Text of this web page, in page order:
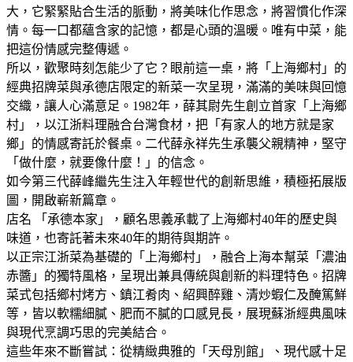
大，它緊緊貼合生活的脈動，將美味化作思念，將習慣化作深
情。每一口都蘊含家的記憶，都是心頭的溫暖。唯有中菜，能
把這份情感完整傳遞。
所以，歡聚時刻怎能少了它？眼前這一桌，將「上海鄉村」的
經典招牌菜與承德店限定的新菜一次呈現，滿滿的美味與回憶
交織，讓人心滿意足。1982年，薛其尉先生創立首家「上海鄉
村」，以江浙料理融合台灣食材，把「有家人的地方就是家
鄉」的情感寄託於餐桌。二代薛永祥先生承襲父親精神，堅守
「做什麼，就要像什麼！」的信念。
如今第三代薛峰繼先生注入年輕世代的創新思維，積極拓展版
圖，開啟嶄新篇章。
店名 「承德本家」，顧名思義承載了上海鄉村40年的歷史與
味道，也寄託著未來40年的期待與期許。
以正宗江浙菜為基礎的「上海鄉村」，融合上海本幫菜「濃油
赤醬」的獨特風格，呈現出兼具傳統與創新的料理特色。招牌
菜式包括鄉村烤方、鎮江肴肉、紹興醉雞、清炒蝦仁及醃篤鮮
等，皆以軟糯細膩、肥而不膩的口感見長，展現蘇浙經典風味
與現代烹調巧思的完美結合。
這些年來不斷嘗試：從精緻典雅的「天母別館」、現代感十足